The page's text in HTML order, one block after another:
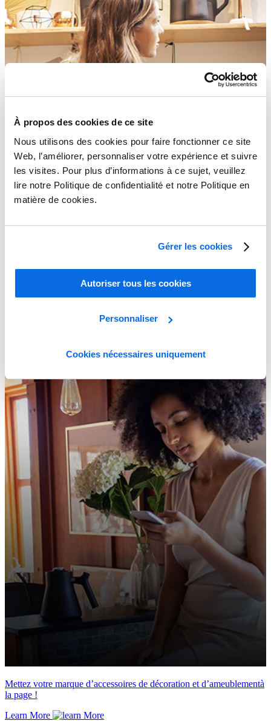
À propos des cookies de ce site
Nous utilisons des cookies pour faire fonctionner ce site
Web, l’améliorer, personnaliser votre expérience et suivre
les visites. Pour plus d’informations à ce sujet, veuillez
lire notre Politique de confidentialité et notre Politique en
matière de cookies.
Gérer les cookies
Autoriser tous les cookies
Personnaliser
Cookies nécessaires uniquement
GUIDE DES TECHNOLOGIES DESTINÉES AUX
ENSEIGNES DE DISTRIBUTION MULTISECTORIELLES
Mettez votre marque d’accessoires de décoration et d’ameublementà
la page !
Learn More